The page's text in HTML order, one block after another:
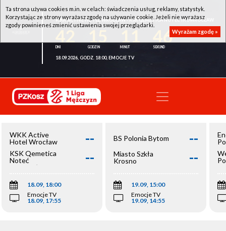
WKK ACTIVE HOTEL WROCŁAW - KSK QEMETICA NOTEĆ INOWROCŁAW
46
18.09.2026, GODZ. 18:00, EMOCJE TV
WKK Active
Hotel Wrocław
--
KSK Qemetica
Noteć
Inowrocław
--
18.09, 18:00
Emocje TV
18.09, 17:55
BS Polonia Bytom --
Miasto Szkła
Krosno
--
19.09, 15:00
Emocje TV
19.09, 14:55
Ta strona używa cookies m.in. w celach: świadczenia usług, reklamy, statystyk.
Korzystając ze strony wyrażasz zgodę na używanie cookie. Jeżeli nie wyrażasz
zgody powinieneś zmienić ustawienia swojej przeglądarki.
Wyrażam zgodę »